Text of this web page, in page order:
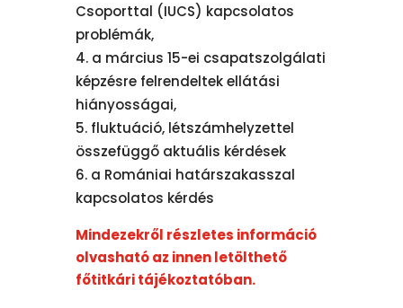
Csoporttal (IUCS) kapcsolatos
problémák,
a március 15-ei csapatszolgálati
képzésre felrendeltek ellátási
hiányosságai,
fluktuáció, létszámhelyzettel
összefüggő aktuális kérdések
a Romániai határszakasszal
kapcsolatos kérdés
Mindezekről részletes információ
olvasható az innen letölthető
főtitkári tájékoztatóban.